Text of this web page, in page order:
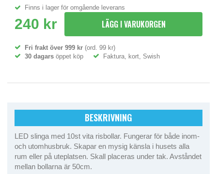
Finns i lager för omgående leverans
240 kr LÄGG I VARUKORGEN
Fri frakt över 999 kr (ord. 99 kr)
30 dagars öppet köp Faktura, kort, Swish
BESKRIVNING
LED slinga med 10st vita risbollar. Fungerar för både inom-
och utomhusbruk. Skapar en mysig känsla i husets alla
rum eller på uteplatsen. Skall placeras under tak. Avståndet
mellan bollarna är 50cm.